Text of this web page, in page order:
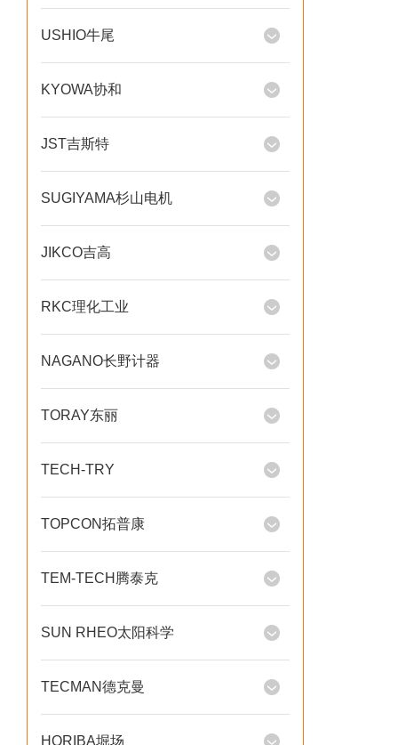
USHIO牛尾
KYOWA协和
JST吉斯特
SUGIYAMA杉山电机
JIKCO吉高
RKC理化工业
NAGANO长野计器
TORAY东丽
TECH-TRY
TOPCON拓普康
TEM-TECH腾泰克
SUN RHEO太阳科学
TECMAN德克曼
HORIBA堀场